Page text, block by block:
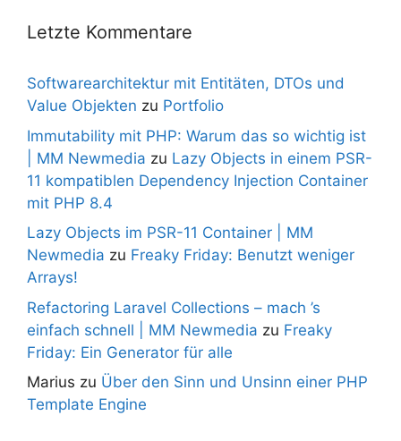
Letzte Kommentare
Softwarearchitektur mit Entitäten, DTOs und
Value Objekten zu Portfolio
Immutability mit PHP: Warum das so wichtig ist
| MM Newmedia zu Lazy Objects in einem PSR-
11 kompatiblen Dependency Injection Container
mit PHP 8.4
Lazy Objects im PSR-11 Container | MM
Newmedia zu Freaky Friday: Benutzt weniger
Arrays!
Refactoring Laravel Collections – mach ’s
einfach schnell | MM Newmedia zu Freaky
Friday: Ein Generator für alle
Marius zu Über den Sinn und Unsinn einer PHP
Template Engine